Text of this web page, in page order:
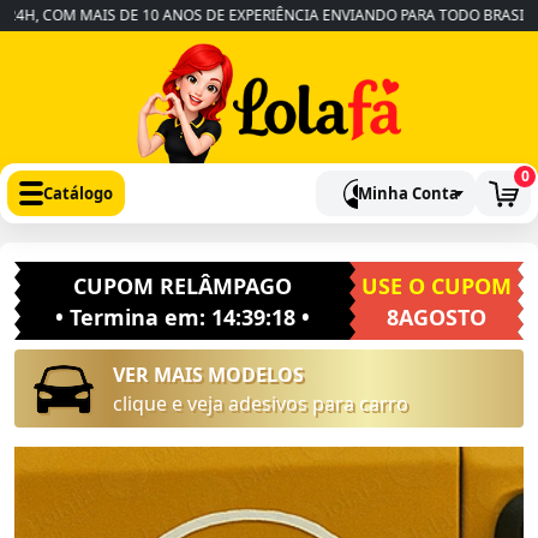
COM MAIS DE 10 ANOS DE EXPERIÊNCIA ENVIANDO PARA TODO BRASIL
Catálogo Minha Conta
0
CUPOM RELÂMPAGO
• Termina em: 14:39:17•
USE O CUPOM
8AGOSTO
VER MAIS MODELOS
clique e veja adesivos para carro